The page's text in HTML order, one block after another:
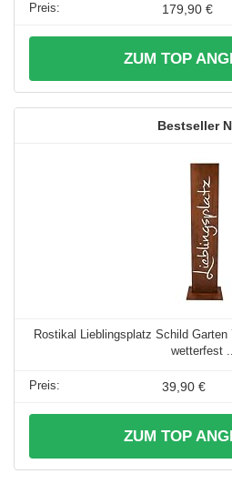
179,90 €
ZUM TOP
Rostikal Lieblingsplatz Schild
wetterfest ...
39,90 €
ZUM TOP